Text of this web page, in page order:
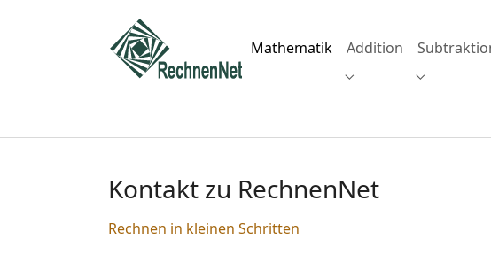
Mathematik
Addition
Submenu forSubmenu
Kontakt zu RechnenNet
Rechnen in kleinen Schritten